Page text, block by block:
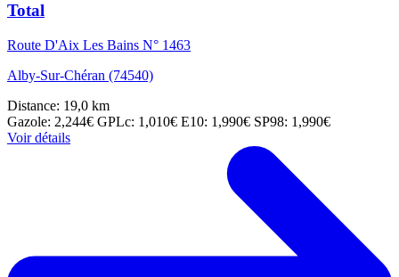
Total
Route D'Aix Les Bains N° 1463
Alby-Sur-Chéran (74540)
Distance: 19,0 km
Gazole: 2,244€ GPLc: 1,010€ E10: 1,990€ SP98: 1,990€
Voir détails